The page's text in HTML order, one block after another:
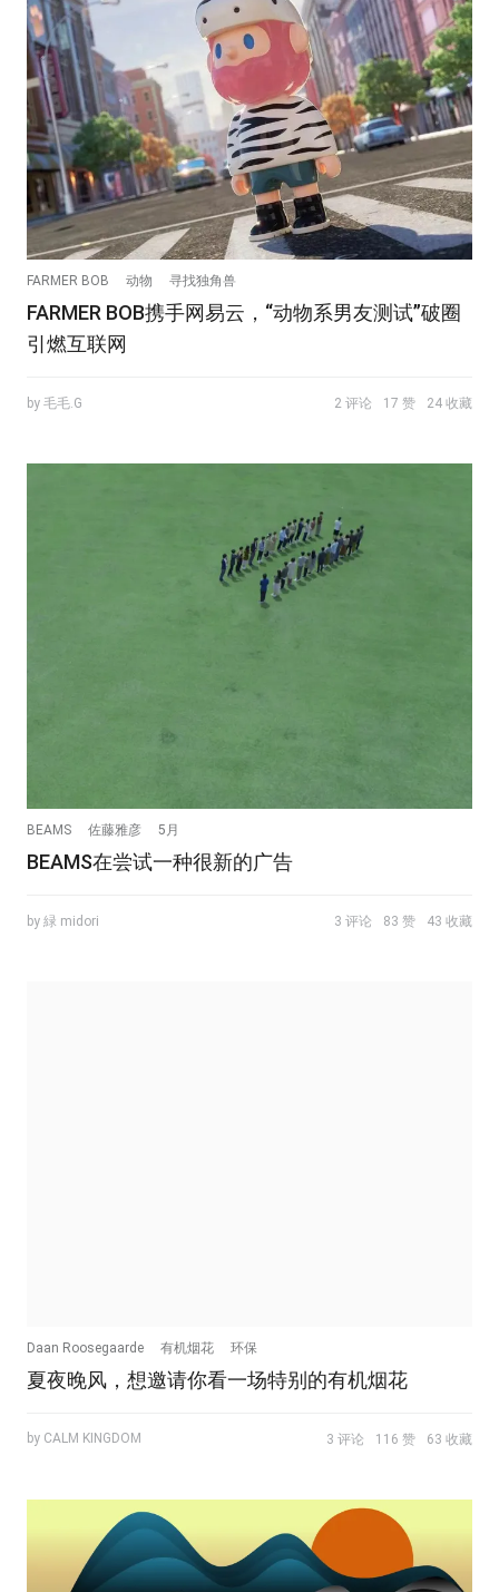
FARMER BOB 动物 寻找独角兽
FARMER BOB携手网易云，“动物系男友测试”破圈
引燃互联网
by 毛毛.G 2 评论 17 赞 24 收藏
BEAMS 佐藤雅彦 5月
BEAMS在尝试一种很新的广告
by 緑 midori 3 评论 83 赞 43 收藏
Daan Roosegaarde 有机烟花 环保
夏夜晚风，想邀请你看一场特别的有机烟花
by CALM KINGDOM 3 评论 116 赞 63 收藏